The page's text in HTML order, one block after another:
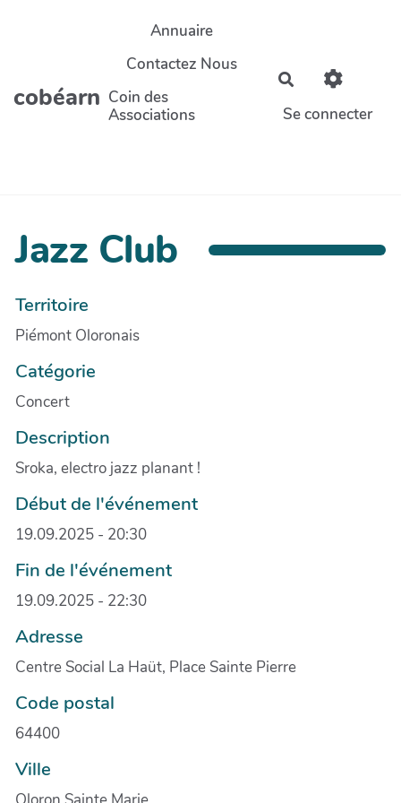
Aller au contenu principal
cobéarn
Annuaire
Contactez Nous
Coin des
Associations
Rechercher
Se connecter
Jazz Club
Territoire
Piémont Oloronais
Catégorie
Concert
Description
Sroka, electro jazz planant !
Début de l'événement
19.09.2025 - 20:30
Fin de l'événement
19.09.2025 - 22:30
Adresse
Centre Social La Haüt, Place Sainte Pierre
Code postal
64400
Ville